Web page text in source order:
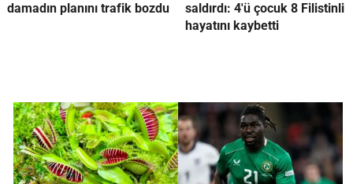
damadın planını trafik bozdu
saldırdı: 4'ü çocuk 8 Filistinli
hayatını kaybetti